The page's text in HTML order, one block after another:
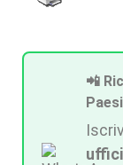
📲